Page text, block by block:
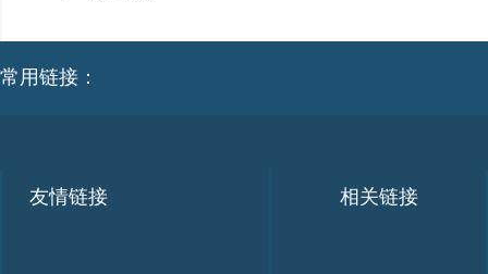
常用链接：
友情链接 相关链接